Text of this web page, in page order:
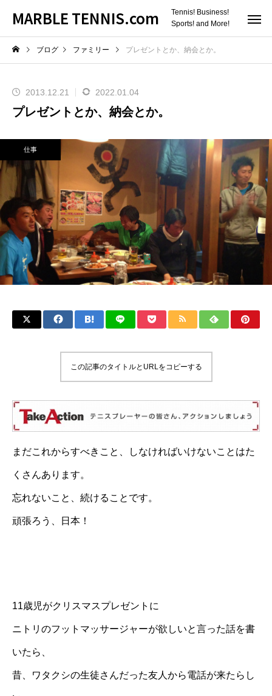
MARBLE TENNIS.com
Tennis! Business!
Sports! and More!
ブログ ファミリー プレゼントとか、納会とか。
2013.12.21 2022.01.04
プレゼントとか、納会とか。
仕事
この記事のタイトルとURLをコピーする
まだこれからすべきこと、しなければいけないことはた
くさんあります。
忘れないこと、続けることです。
頑張ろう、日本！
11歳児がクリスマスプレゼントに
ニトリのフットマッサージャーが欲しいと言った話を書
いたら、
昔、ワタクシの生徒さんだった友人から電話が来たらし